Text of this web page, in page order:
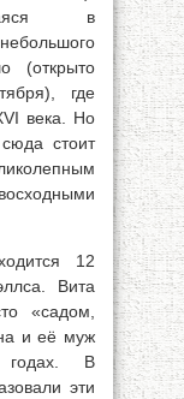
в
(открыто
где
века. Но
стоит
12
Вита
«садом,
и её муж
В
эти